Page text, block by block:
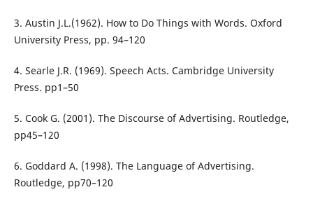
3. Austin J.L.(1962). How to Do Things with Words. Oxford
University Press, pp. 94–120
4. Searle J.R. (1969). Speech Acts. Cambridge University
Press. pp1–50
5. Cook G. (2001). The Discourse of Advertising. Routledge,
pp45–120
6. Goddard A. (1998). The Language of Advertising.
Routledge, pp70–120